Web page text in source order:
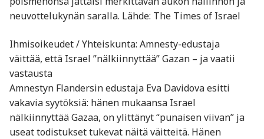
neuvottelukynän saralla. Lähde: The Times of Israel
Ihmisoikeudet / Yhteiskunta: Amnesty-edustaja
väittää, että Israel ”nälkiinnyttää” Gazan – ja vaatii
vastausta
Amnestyn Flandersin edustaja Eva Davidova esitti
vakavia syytöksiä: hänen mukaansa Israel
nälkiinnyttää Gazaa, on ylittänyt “punaisen viivan” ja
useat todistukset tukevat näitä väitteitä. Hänen